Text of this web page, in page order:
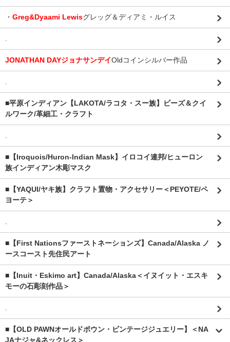
・ Greg&Dyaami Lewisグレッグ＆ディアミ・ルイス
JONATHAN DAYジョナサンデイOldコインシルバー作品
■平原インディアン【LAKOTA/ラコタ・スー族】ビーズ＆クイ
ルワーク/革細工・クラフト
■【Iroquois/Huron-Indian Mask】イロコイ連邦/ヒューロン
族インディアン木彫マスク
■【YAQUI/ヤキ族】クラフト置物・アクセサリー＜PEYOTE/ペ
ヨーテ＞
■【First Nationsファーストネーションズ】Canada/Alaska ノ
ースコースト先住民アート
■【Inuit・Eskimo art】Canada/Alaska＜イヌイット・エスキ
モーの石彫刻作品＞
■【OLD PAWNオールドポウン・ビンテージジュエリー】＜NA
JAナジャ&ネックレス＞